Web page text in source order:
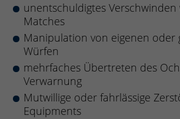
unentschuldigtes
Matches
Manipulation von eigenen oder
Würfen
mehrfaches Übertreten des
Verwarnung
Mutwillige oder fahrlässige
Equipments